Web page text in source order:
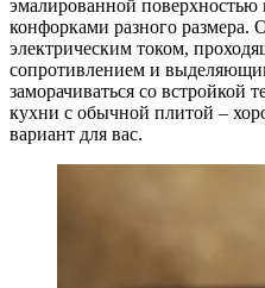
эмалированной
конфорками разного размера.
электрическим током,
сопротивлением и
заморачиваться со встройкой
кухни с обычной плитой –
вариант для вас.